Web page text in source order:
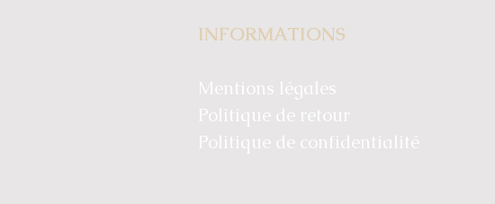
INFORMATIONS
Mentions légales
Politique de retour
Politique de confidentialité